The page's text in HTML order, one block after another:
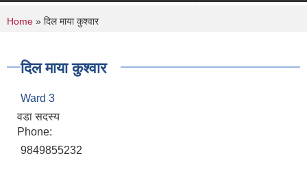
You are here
Home » दिल माया कुश्वार
दिल माया कुश्वार
Ward 3
वडा सदस्य
Phone:
9849855232